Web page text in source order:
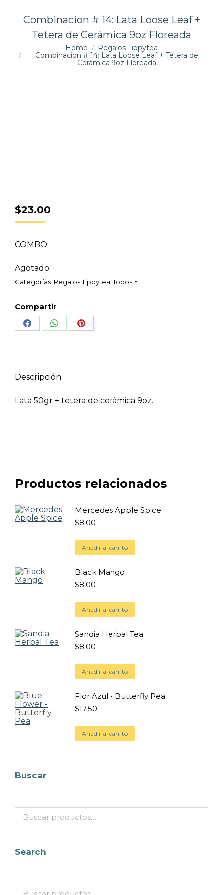
Combinacion # 14: Lata Loose Leaf +
Tetera de Cerámica 9oz Floreada
You are here:Home
Regalos Tippytea
Combinacion # 14: Lata Loose Leaf + Tetera de
Cerámica 9oz Floreada
$23.00
COMBO
Agotado
Categorías: Regalos Tippytea ,Todos
Compartir
Share Share Share
Descripción
Lata 50gr + tetera de cerámica 9oz.
Productos relacionados
Mercedes Apple Spice
$8.00
Añadir al carrito
Black Mango
$8.00
Añadir al carrito
Sandia Herbal Tea
$8.00
Añadir al carrito
Flor Azul - Butterfly Pea
$17.50
Añadir al carrito
Buscar
Search